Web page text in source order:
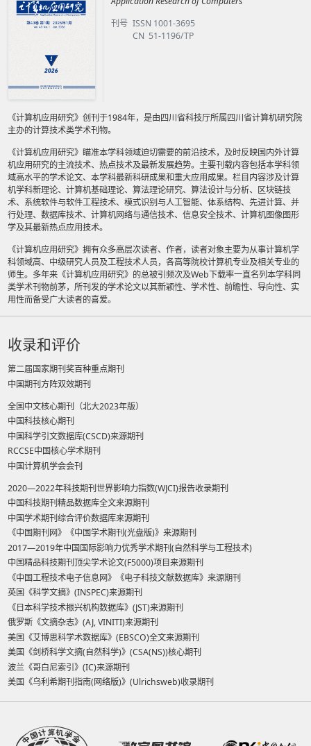
刊号 ISSN 1001-3695
CN 51-1196/TP
《计算机应用研究》创刊于1984年，是由四川省科技厅所属四川省计算机研究院
主办的计算技术类学术刊物。
《计算机应用研究》瞄准本学科领域迫切需要的前沿技术，及时反映国内外计算
机应用研究的主流技术、热点技术及最新发展趋势。主要刊载内容包括本学科领
域高水平的学术论文、本学科最新科研成果和重大应用成果。栏目内容涉及计算
机学科新理论、计算机基础理论、算法理论研究、算法设计与分析、区块链技
术、系统软件与软件工程技术、模式识别与人工智能、体系结构、先进计算、并
行处理、数据库技术、计算机网络与通信技术、信息安全技术、计算机图像图形
学及其最新热点应用技术。
《计算机应用研究》拥有众多高层次读者、作者，读者对象主要为从事计算机学
科领域高、中级研究人员及工程技术人员，各高等院校计算机专业及相关专业的
师生。多年来《计算机应用研究》的总被引频次及Web下载率一直名列本学科同
类学术刊物前茅，所刊发的学术论文以其新颖性、学术性、前瞻性、导向性、实
用性而备受广大读者的喜爱。
收录和评价
第二届国家期刊奖百种重点期刊
中国期刊方阵双效期刊
全国中文核心期刊（北大2023年版）
中国科技核心期刊
中国科学引文数据库(CSCD)来源期刊
RCCSE中国核心学术期刊
中国计算机学会会刊
2020—2022年科技期刊世界影响力指数(WJCI)报告收录期刊
中国科技期刊精品数据库全文来源期刊
中国学术期刊综合评价数据库来源期刊
《中国期刊网》《中国学术期刊(光盘版)》来源期刊
2017—2019年中国国际影响力优秀学术期刊(自然科学与工程技术)
中国精品科技期刊顶尖学术论文(F5000)项目来源期刊
《中国工程技术电子信息网》《电子科技文献数据库》来源期刊
英国《科学文摘》(INSPEC)来源期刊
《日本科学技术振兴机构数据库》(JST)来源期刊
俄罗斯《文摘杂志》(AJ, VINITI)来源期刊
美国《艾博思科学术数据库》(EBSCO)全文来源期刊
美国《剑桥科学文摘(自然科学)》(CSA(NS))核心期刊
波兰《哥白尼索引》(IC)来源期刊
美国《乌利希期刊指南(网络版)》(Ulrichsweb)收录期刊